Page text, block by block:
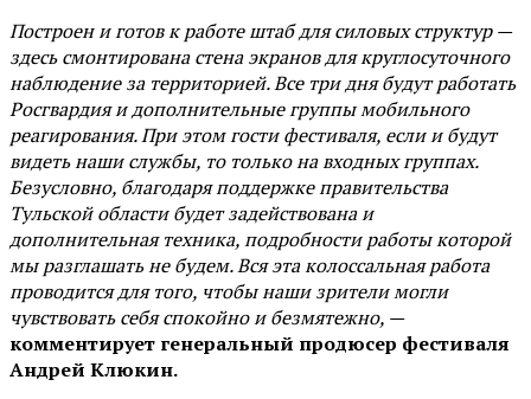
Построен и готов к работе штаб для силовых структур —
здесь смонтирована стена экранов для круглосуточного
наблюдение за территорией. Все три дня будут работать
Росгвардия и дополнительные группы мобильного
реагирования. При этом гости фестиваля, если и будут
видеть наши службы, то только на входных группах.
Безусловно, благодаря поддержке правительства
Тульской области будет задействована и
дополнительная техника, подробности работы которой
мы разглашать не будем. Вся эта колоссальная работа
проводится для того, чтобы наши зрители могли
чувствовать себя спокойно и безмятежно, —
комментирует генеральный продюсер фестиваля
Андрей Клюкин.